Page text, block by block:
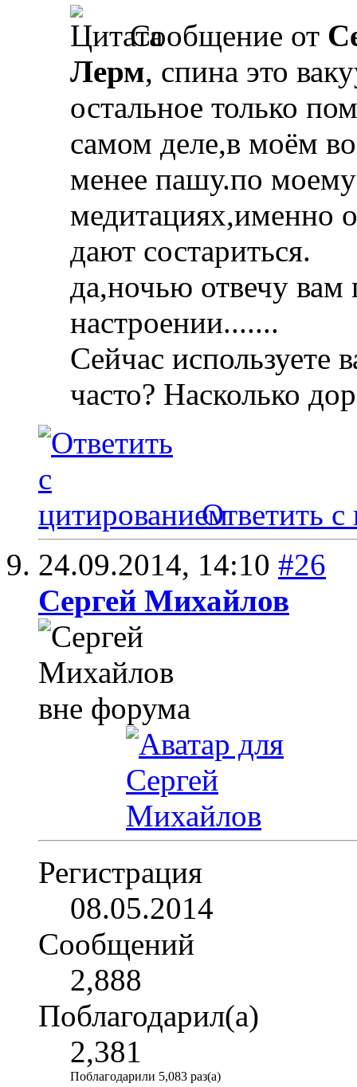
Сообщение от
Лерм, спина это
остальное только
самом деле,в моём
менее пашу.по моему
медитациях,именно
дают состариться.
да,ночью отвечу вам
настроении.......
Сейчас используете
часто? Насколько
Ответить с
24.09.2014, 14:10 #26
Сергей Михайлов
Регистрация
08.05.2014
Сообщений
2,888
Поблагодарил(а)
2,381
Поблагодарили 5,083 раз(а)